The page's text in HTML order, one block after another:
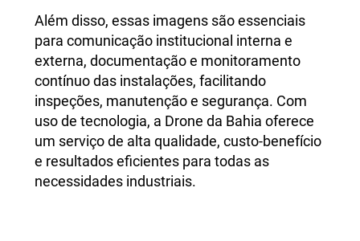
Além disso, essas imagens são essenciais
para comunicação institucional interna e
externa, documentação e monitoramento
contínuo das instalações, facilitando
inspeções, manutenção e segurança. Com
uso de tecnologia, a Drone da Bahia oferece
um serviço de alta qualidade, custo-benefício
e resultados eficientes para todas as
necessidades industriais.